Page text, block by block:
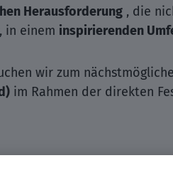
Herausforderung , die
in einem inspirierenden
wir zum
im Rahmen der direkten